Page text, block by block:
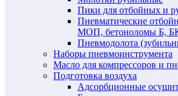
Пики для отбойных и
Пневматические
МОП, бетоноломы Б,
Пневмодолота
Наборы пневмоинструмента
Масло для компрессоров и
Подготовка воздуха
Адсорбционные